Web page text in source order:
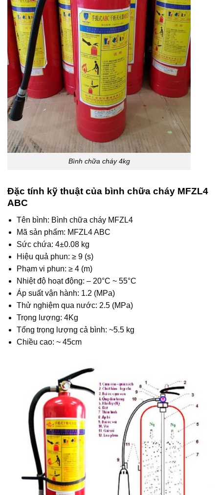
Bình chữa cháy 4kg
Đặc tính kỹ thuật của bình chữa cháy MFZL4
ABC
Tên bình: Bình chữa cháy MFZL4
Mã sản phẩm: MFZL4 ABC
Sức chứa: 4±0.08 kg
Hiệu quả phun: ≥ 9 (s)
Phạm vi phun: ≥ 4 (m)
Nhiệt độ hoạt động: – 20°C ~ 55°C
Áp suất vận hành: 1.2 (MPa)
Thử nghiệm qua nước: 2.5 (MPa)
Trọng lượng: 4Kg
Tổng trọng lượng cả bình: ~5.5 kg
Chiều cao: ~ 45cm